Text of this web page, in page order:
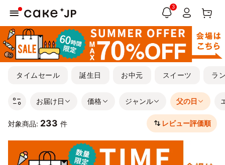
3
タイムセール 誕生日 お中元 スイーツ ラ
お届け日 価格 ジャンル 父の日
対象商品: 233 件 レビュー評価順